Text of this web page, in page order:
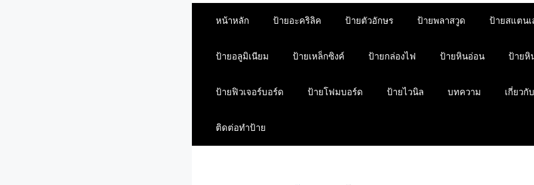
หน้าหลัก ป้ายอะคริลิค ป้ายตัวอักษร ป้ายพลาสวูด ป้ายสแตนเ
ป้ายอลูมิเนียม ป้ายเหล็กซิงค์ ป้ายกล่องไฟ ป้ายหินอ่อน ป้ายหิ
ป้ายฟิวเจอร์บอร์ด ป้ายโฟมบอร์ด ป้ายไวนิล บทความ เกี่ยวกั
ติดต่อทำป้าย